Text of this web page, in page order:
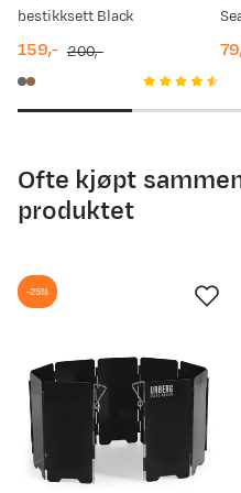
16.09.2025
09.08.2025
bestikksett Black
discounted
159,-
original
200,-
Ofte kjøpt
produktet
-25%